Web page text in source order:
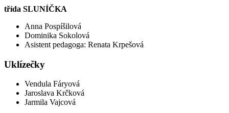
třída SLUNÍČKA
Anna Pospíšilová
Dominika Sokolová
Asistent pedagoga: Renata Krpešová
Uklízečky
Vendula Fáryová
Jaroslava Krčková
Jarmila Vajcová